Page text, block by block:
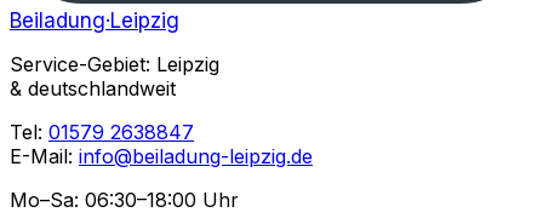
Beiladung·Leipzig
Service-Gebiet: Leipzig
& deutschlandweit
Tel: 01579 2638847
E-Mail: info@beiladung-leipzig.de
Mo–Sa: 06:30–18:00 Uhr